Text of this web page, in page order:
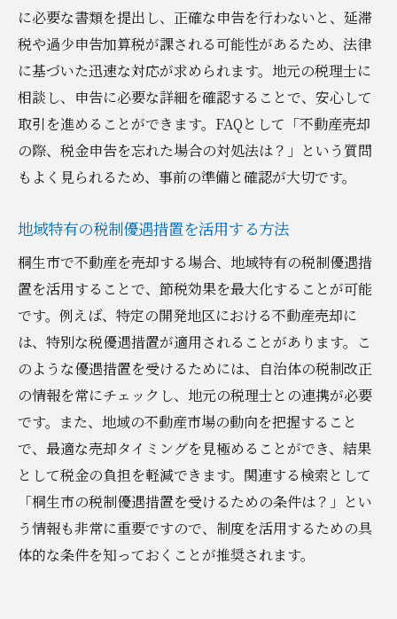
に必要な書類を提出し、正確な申告を行わないと、延滞
税や過少申告加算税が課される可能性があるため、法律
に基づいた迅速な対応が求められます。地元の税理士に
相談し、申告に必要な詳細を確認することで、安心して
取引を進めることができます。FAQとして「不動産売却
の際、税金申告を忘れた場合の対処法は？」という質問
もよく見られるため、事前の準備と確認が大切です。
地域特有の税制優遇措置を活用する方法
桐生市で不動産を売却する場合、地域特有の税制優遇措
置を活用することで、節税効果を最大化することが可能
です。例えば、特定の開発地区における不動産売却に
は、特別な税優遇措置が適用されることがあります。こ
のような優遇措置を受けるためには、自治体の税制改正
の情報を常にチェックし、地元の税理士との連携が必要
です。また、地域の不動産市場の動向を把握すること
で、最適な売却タイミングを見極めることができ、結果
として税金の負担を軽減できます。関連する検索として
「桐生市の税制優遇措置を受けるための条件は？」とい
う情報も非常に重要ですので、制度を活用するための具
体的な条件を知っておくことが推奨されます。